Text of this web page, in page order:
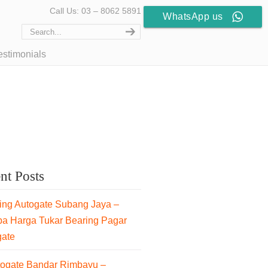
Call Us: 03 – 8062 5891
Posts
Autogate Subang Jaya –
Harga Tukar Bearing Pagar
Bandar Rimbayu –
WhatsApp us